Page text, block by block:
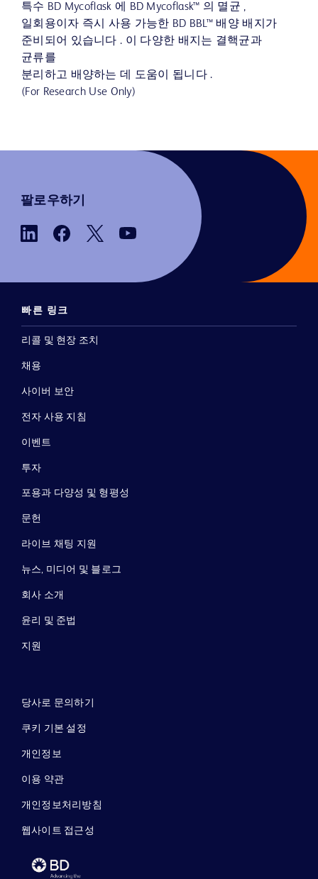
특수 BD Mycoflask 에 BD Mycoflask™ 의 멸균 ,
일회용이자 즉시 사용 가능한 BD BBL™ 배양 배지가
준비되어 있습니다 . 이 다양한 배지는 결핵균과
균류를
분리하고 배양하는 데 도움이 됩니다 .
(For Research Use Only)
팔로우하기
빠른 링크
리콜 및 현장 조치
채용
사이버 보안
전자 사용 지침
이벤트
투자
포용과 다양성 및 형평성
문헌
라이브 채팅 지원
뉴스, 미디어 및 블로그
회사 소개
윤리 및 준법
지원
당사로 문의하기
쿠키 기본 설정
개인정보
이용 약관
개인정보처리방침
웹사이트 접근성